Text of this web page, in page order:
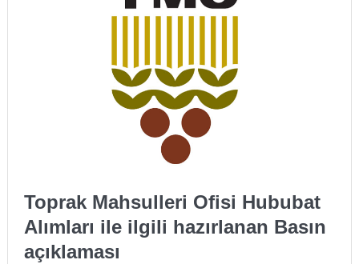
Toprak Mahsulleri Ofisi Hububat
Alımları ile ilgili hazırlanan Basın
açıklaması